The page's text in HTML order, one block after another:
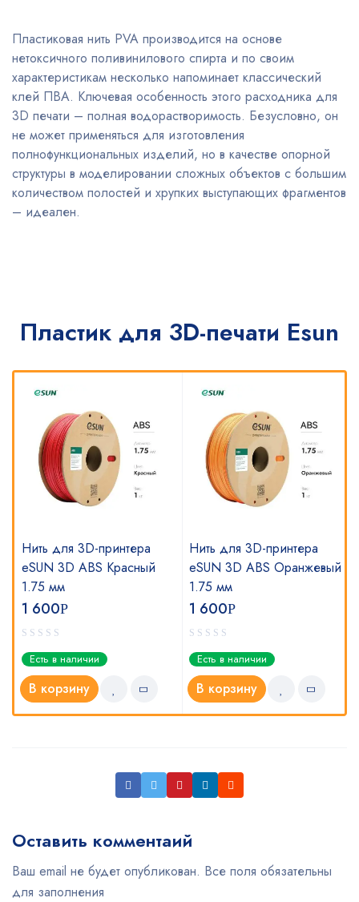
Пластиковая нить PVA производится на основе
нетоксичного поливинилового спирта и по своим
характеристикам несколько напоминает классический
клей ПВА. Ключевая особенность этого расходника для
3D печати – полная водорастворимость. Безусловно, он
не может применяться для изготовления
полнофункциональных изделий, но в качестве опорной
структуры в моделировании сложных объектов с большим
количеством полостей и хрупких выступающих фрагментов
– идеален.
Пластик для 3D-печати Esun
Нить для 3D-принтера
eSUN 3D ABS Красный
1.75 мм
1 600Р
Есть в наличии
В корзину
Нить для 3D-принтера
eSUN 3D ABS Оранжевый
1.75 мм
1 600Р
Есть в наличии
В корзину
Оставить комментаий
Ваш email не будет опубликован. Все поля обязательны
для заполнения